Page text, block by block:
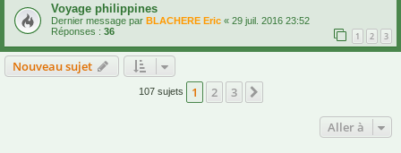
Voyage philippines
Dernier message par BLACHERE Eric « 29 juil. 2016 23:52
Réponses : 36 1 2 3
Nouveau sujet
107 sujets 1 2 3
Aller à